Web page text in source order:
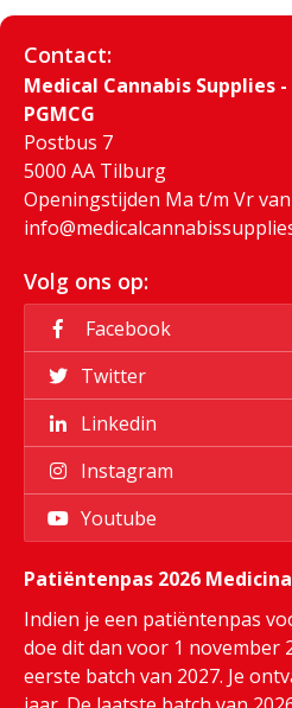
Contact:
Medical Cannabis Supplies
PGMCG
Postbus 7
5000 AA Tilburg
Openingstijden Ma t/m Vr
Volg ons op:
Facebook
Twitter
Linkedin
Instagram
Youtube
Patiëntenpas 2026
Indien je een patiëntenpas
doe dit dan voor 1 november
eerste batch van 2027. Je